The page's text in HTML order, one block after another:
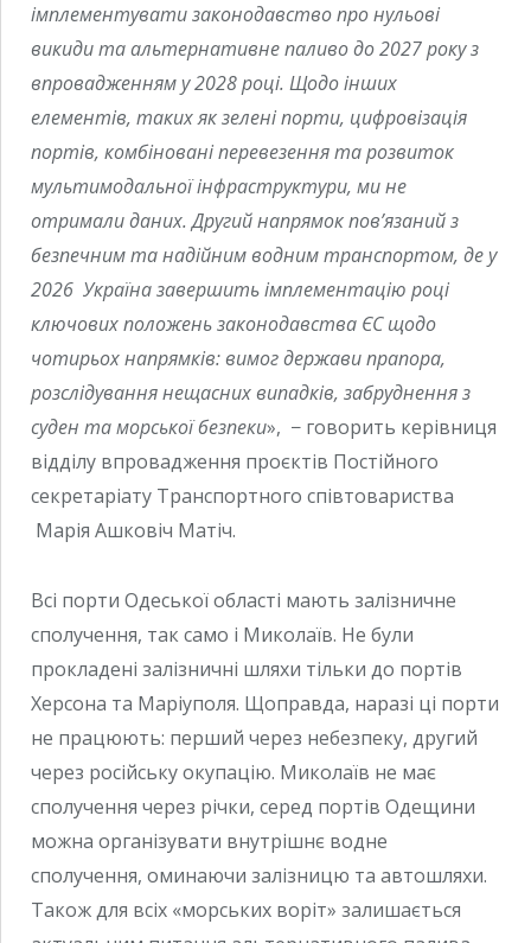
імплементувати законодавство про нульові
викиди та альтернативне паливо до 2027 року з
впровадженням у 2028 році. Щодо інших
елементів, таких як зелені порти, цифровізація
портів, комбіновані перевезення та розвиток
мультимодальної інфраструктури, ми не
отримали даних. Другий напрямок пов’язаний з
безпечним та надійним водним транспортом, де у
2026 Україна завершить імплементацію році
ключових положень законодавства ЄС щодо
чотирьох напрямків: вимог держави прапора,
розслідування нещасних випадків, забруднення з
суден та морськоїбезпеки», − говорить керівниця
відділу впровадження проєктів Постійного
секретаріату Транспортного співтовариства
Марія Ашковіч Матіч.
Всі порти Одеської області мають залізничне
сполучення, так само і Миколаїв. Не були
прокладені залізничні шляхи тільки до портів
Херсона та Маріуполя. Щоправда, наразі ці порти
не працюють: перший через небезпеку, другий
через російську окупацію. Миколаїв не має
сполучення через річки, серед портів Одещини
можна організувати внутрішнє водне
сполучення, оминаючи залізницю та автошляхи.
Також для всіх «морських воріт» залишається